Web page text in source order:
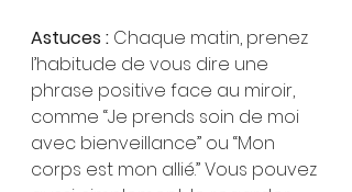
Astuces : Chaque matin, prenez
l’habitude de vous dire une
phrase positive face au miroir,
comme “Je prends soin de moi
avec bienveillance” ou “Mon
corps est mon allié.” Vous pouvez